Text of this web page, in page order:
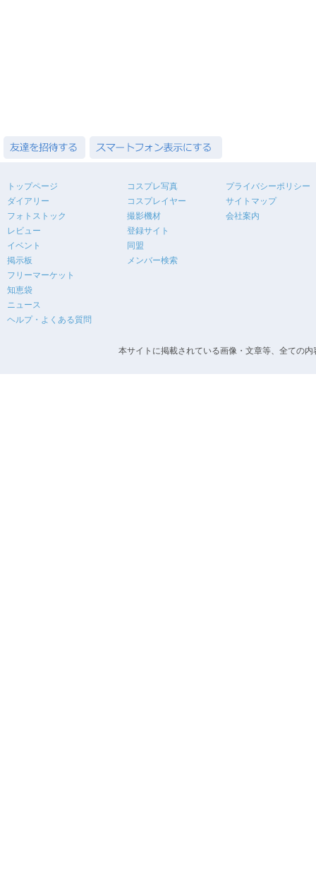
トップページ
ダイアリー
フォトストック
レビュー
イベント
掲示板
フリーマーケット
知恵袋
ニュース
ヘルプ・よくある質問
コスプレ写真
コスプレイヤー
撮影機材
登録サイト
同盟
メンバー検索
プライバシーポリシー
サイトマップ
会社案内
本サイトに掲載されている画像・文章等、全ての